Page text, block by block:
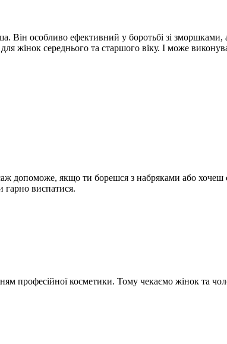
Він особливо ефективний у боротьбі зі
жінок середнього та старшого віку. І може
допоможе, якщо ти борешся з набряками або хочеш
гарно виспатися.
професійної косметики. Тому чекаємо жінок та